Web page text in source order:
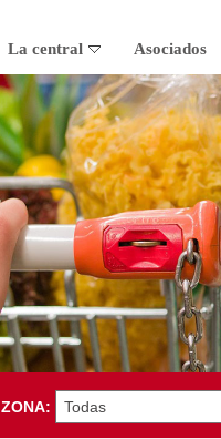
La central Asociados
ZONA: